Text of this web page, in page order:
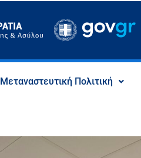
Μεταναστευτική Πολιτική